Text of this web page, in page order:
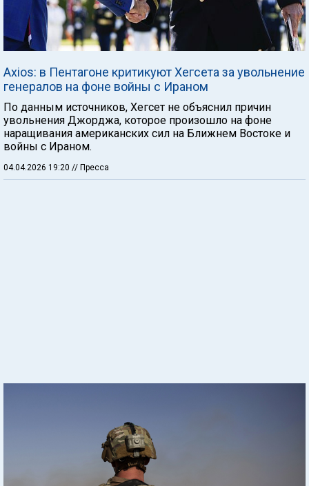
Axios: в Пентагоне критикуют Хегсета за увольнение
генералов на фоне войны с Ираном
По данным источников, Хегсет не объяснил причин
увольнения Джорджа, которое произошло на фоне
наращивания американских сил на Ближнем Востоке и
войны с Ираном.
04.04.2026 19:20 // Пресса